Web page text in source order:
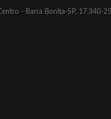
- Barra Bonita-SP, 17.340-